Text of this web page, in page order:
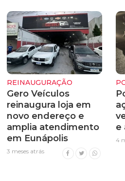
REINAUGURAÇÃO
Gero Veículos
reinaugura loja em
novo endereço e
amplia atendimento
em Eunápolis
3 meses atrás
e
4